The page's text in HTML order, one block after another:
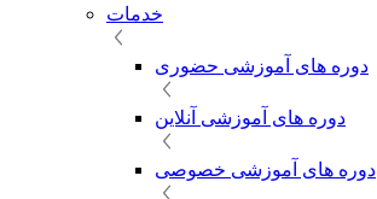
خدمات
دوره های آموزشی حضوری
دوره های آموزشی آنلاین
دوره های آموزشی خصوصی